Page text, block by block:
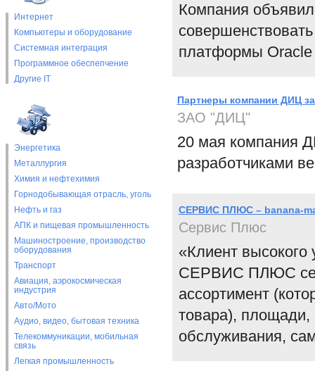
Интернет
Компьютеры и оборудование
Системная интеграция
Программное обеспепчение
Другие IT
Энергетика
Металлургия
Химия и нефтехимия
Горнодобывающая отрасль, уголь
Нефть и газ
АПК и пищевая промышленность
Машиностроение, производство
оборудования
Транспорт
Авиация, аэрокосмическая
индустрия
Авто/Мото
Аудио, видео, бытовая техника
Телекоммуникации, мобильная
связь
Легкая промышленность
Компания
платформы Oracle
Партнеры компании ДИЦ
ЗАО "ДИЦ"
20 мая компания
разработчиками
СЕРВИС ПЛЮС – banana-
Сервис Плюс
«Клиент высокого
СЕРВИС ПЛЮС
ассортимент
товара), площади,
обслуживания,